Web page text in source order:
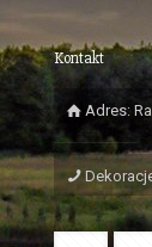
Kontakt
Adres: